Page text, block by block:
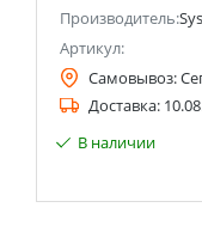
Schneider Electric)
Производитель:
Артикул:
Самовывоз:
Доставка:
В наличии